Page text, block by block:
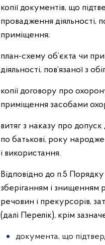
копії документів, що
провадження діяльності,
приміщення;
план-схему об’єкта чи
діяльності, пов’язаної з
копії договору про
приміщення засобами
витяг з наказу про
по батькові, року
і використання.
Відповідно до п.5
зберіганням і знищенням
речовин і прекурсорів,
(далі Перелік), крім
документа, що